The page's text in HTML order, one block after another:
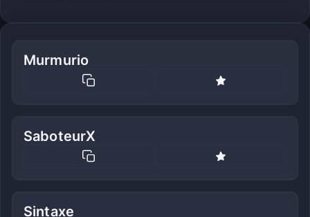
Murmurio
SaboteurX
Sintaxe